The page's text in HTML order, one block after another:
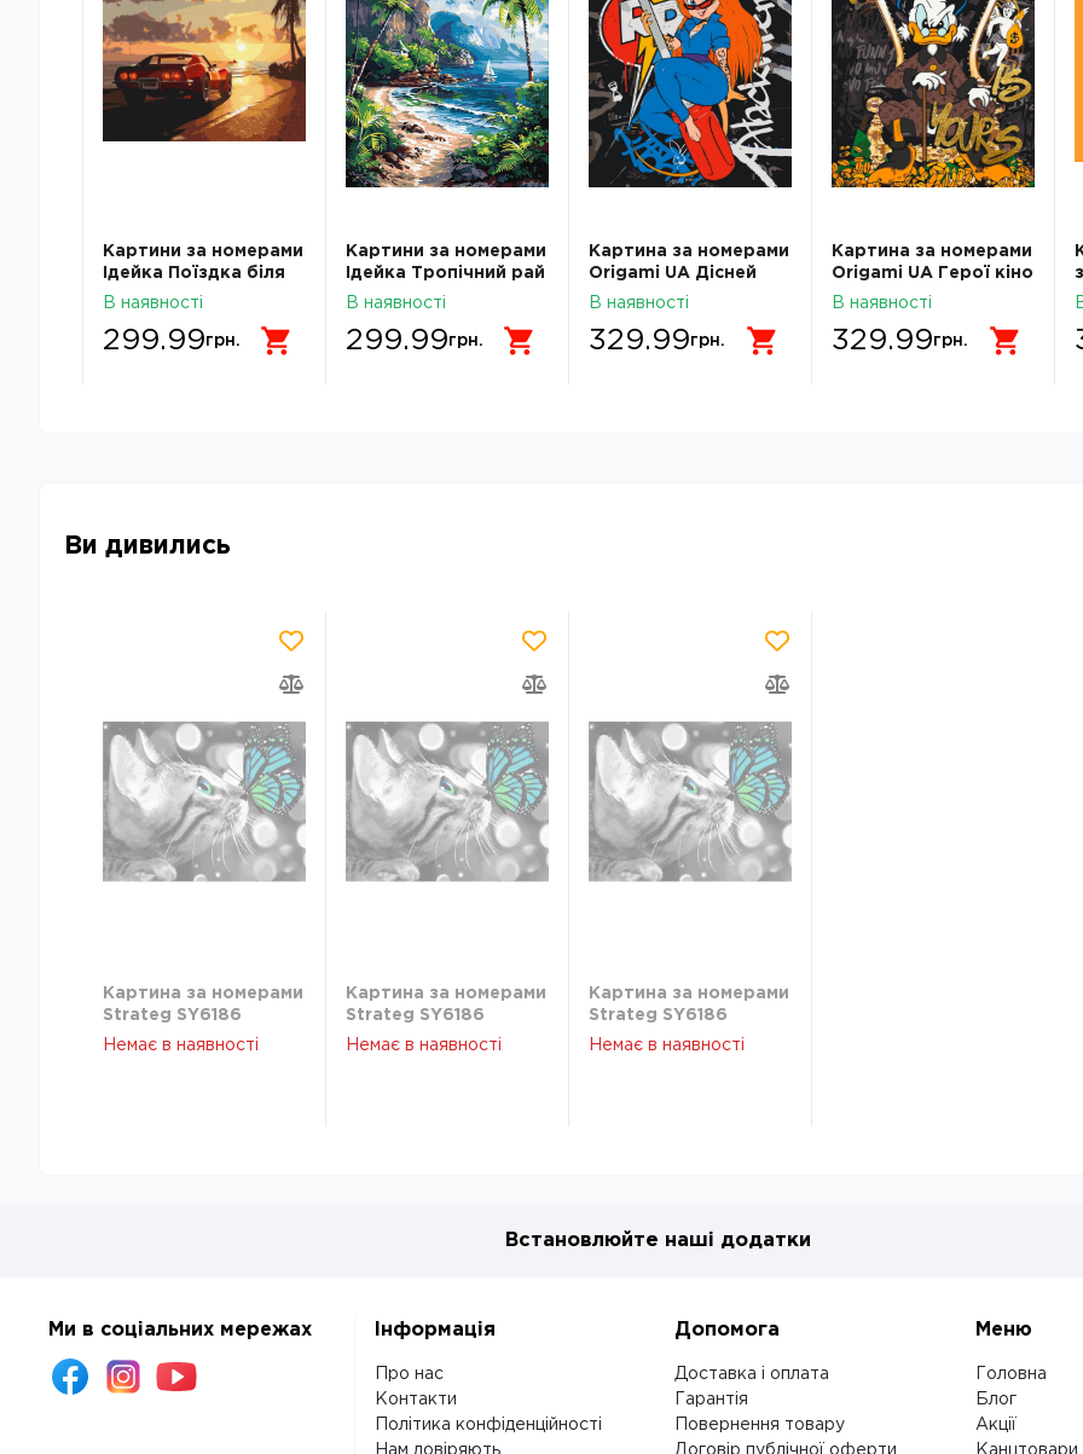
Картини за номерами
Ідейка Поїздка біля
узбережжя 40х50см
В наявності
299.99грн.
Картини за номерами
Ідейка Тропічний рай
40х50см 2795
В наявності
299.99грн.
Картина за номерами
Origami UA Дісней
Гаєчка 40х50 см
В наявності
329.99грн.
Картина за номерами
Origami UA Герої кіно
Скрудж Макдак з
40х50 см LW3479
В наявності
329.99грн.
Ви дивились
Картина за номерами
Strateg SY6186
Кошеня з метеликом
Немає в наявності
Картина за номерами
Strateg SY6186
Кошеня з метеликом
Немає в наявності
Картина за номерами
Strateg SY6186
Кошеня з метеликом
Немає в наявності
Встановлюйте наші додатки
Ми в соціальних мережах Інформація
Про нас
Контакти
Політика конфіденційності
Нам довіряють
Допомога
Доставка і оплата
Гарантія
Повернення товару
Договір публічної оферти
Меню
Головна
Блог
Акції
Канцтовари